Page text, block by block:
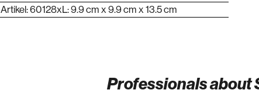
Artikel: 60128xL: 9.9 cm x 9.9 cm x 13.5 cm
Professionals about